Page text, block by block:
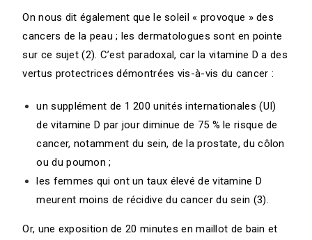
On nous dit également que le soleil « provoque » des
cancers de la peau ; les dermatologues sont en pointe
sur ce sujet (2). C’est paradoxal, car la vitamine D a des
vertus protectrices démontrées vis-à-vis du cancer :
un supplément de 1 200 unités internationales (UI)
de vitamine D par jour diminue de 75 % le risque de
cancer, notamment du sein, de la prostate, du côlon
ou du poumon ;
les femmes qui ont un taux élevé de vitamine D
meurent moins de récidive du cancer du sein (3).
Or, une exposition de 20 minutes en maillot de bain et